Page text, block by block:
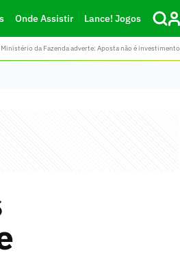
Onde Assistir Lance! Jogos
da Fazenda adverte: Aposta não é investimento